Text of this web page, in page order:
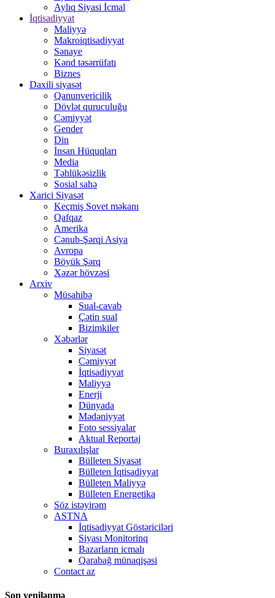
Aylıq Siyasi İcmal
İqtisadiyyat
Maliyyə
Makroiqtisadiyyat
Sənaye
Kənd təsərrüfatı
Biznes
Daxili siyasət
Qanunvericilik
Dövlət quruculuğu
Cəmiyyət
Gender
Din
İnsan Hüquqları
Media
Təhlükəsizlik
Sosial sahə
Xarici Siyasət
Keçmiş Sovet məkanı
Qafqaz
Amerika
Cənub-Şərqi Asiya
Avropa
Böyük Şərq
Xəzər hövzəsi
Arxiv
Müsahibə
Sual-cavab
Çətin sual
Bizimkiler
Xəbərlər
Siyasət
Cəmiyyət
İqtisadiyyat
Maliyyə
Enerji
Dünyada
Mədəniyyət
Foto sessiyalar
Aktual Reportaj
Buraxılışlar
Bülleten Siyasət
Bülleten İqtisadiyyat
Bülleten Maliyyə
Bülleten Energetika
Söz istəyirəm
ASTNA
İqtisadiyyat Göstəriciləri
Siyası Monitorinq
Bazarların icmalı
Qarabağ münaqişəsi
Contact az
Son yenilənmə